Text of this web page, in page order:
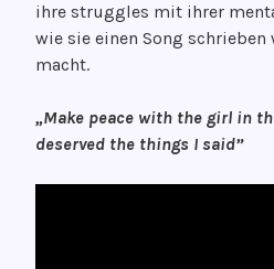
ihre struggles mit ihrer
wie sie einen Song
macht.
„Make peace with the girl in
deserved the things I said”